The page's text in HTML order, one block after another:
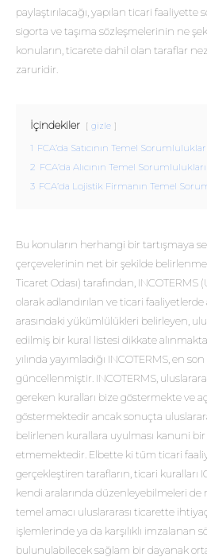
paylaştırılacağı, yapılan ticari faaliyette
sigorta ve taşıma sözleşmelerinin ne
konuların, ticarete dahil olan taraflar
zaruridir.
İçindekiler gizle
1 FCA’da Satıcının Temel Sorumlulukları
2 FCA’da Alıcının Temel Sorumlulukları
3 FCA’da Lojistik Firmanın Temel
Bu konuların herhangi bir tartışmaya
çerçevelerinin net bir şekilde
Ticaret Odası) tarafından, INCOTERMS
olarak adlandırılan ve ticari faaliyetlerde
arasındaki yükümlülükleri belirleyen,
edilmiş bir kural listesi dikkate
yılında yayımladığı INCOTERMS, en
güncellenmiştir. INCOTERMS,
gereken kuralları bize göstermekte ve
göstermektedir ancak sonuçta
belirlenen kurallara uyulması kanuni
etmemektedir. Elbette ki tüm ticari
gerçekleştiren tarafların, ticari kuralları
kendi aralarında düzenleyebilmeleri de
temel amacı uluslararası ticarette
işlemlerinde ya da karşılıklı imzalanan
bulunulabilecek sağlam bir dayanak